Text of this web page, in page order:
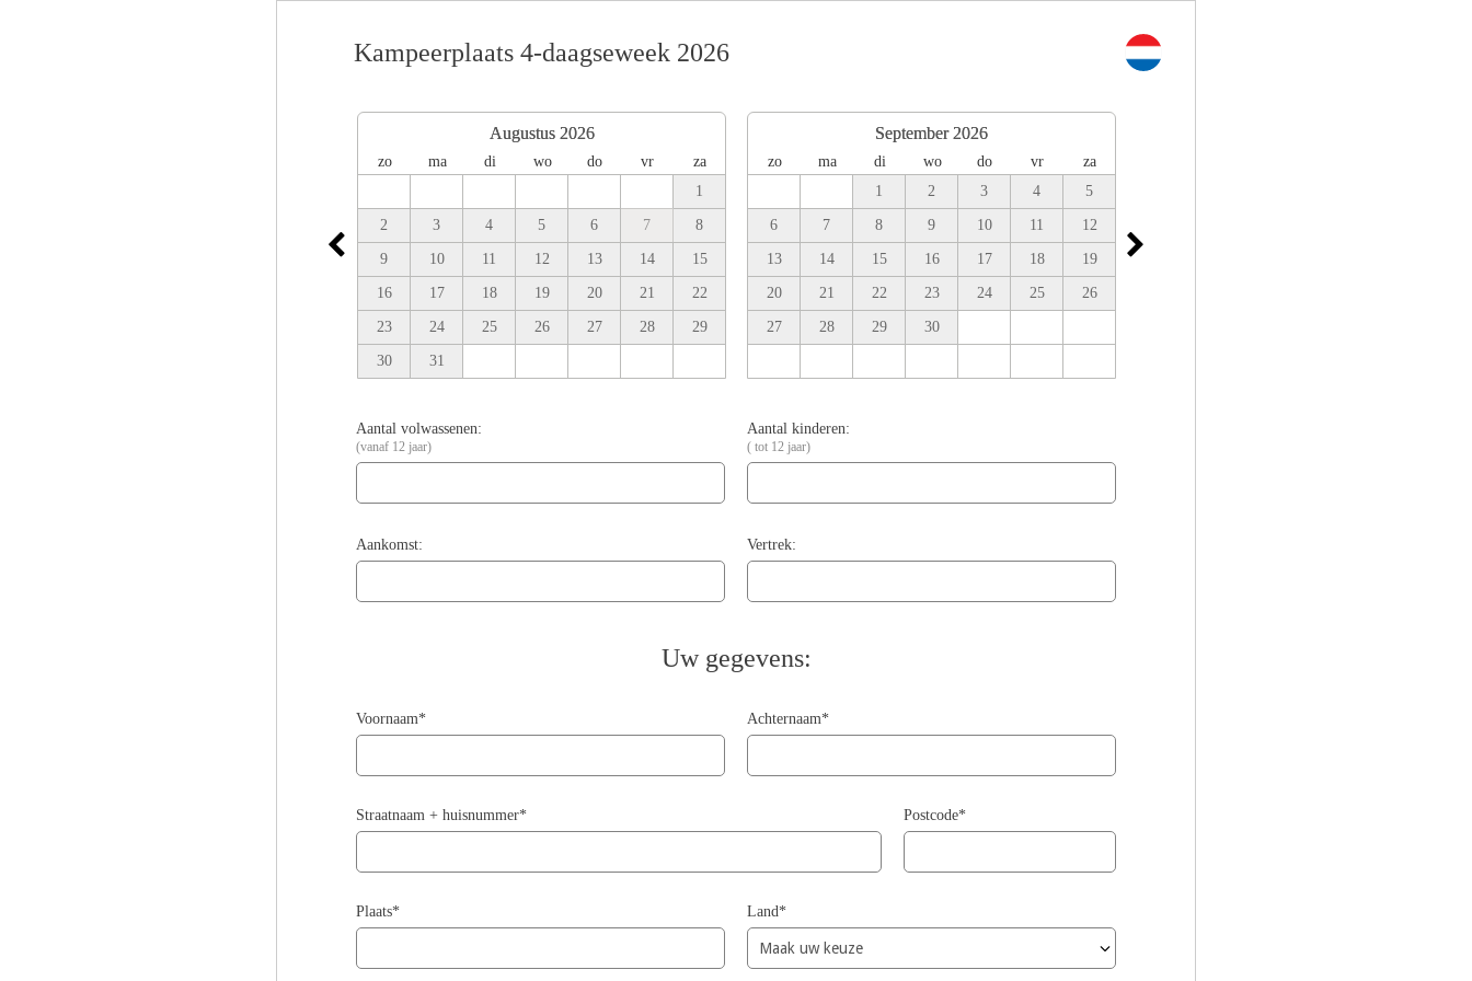
Kampeerplaats 4-daagseweek 2026
Augustus 2026
zo ma di wo do vr
za
1
2 3 4 5 6 7 8
9 10 11 12 13 14 15
16 17 18 19 20 21 22
23 24 25 26 27 28 29
30 31
September 2026
zo ma di wo do vr
za
1
2 3 4 5
6 7 8 9 10 11 12
13 14 15 16 17 18 19
20 21 22 23 24 25 26
27 28 29 30
Aantal volwassenen:
(vanaf 12 jaar)
Aantal kinderen:
( tot 12 jaar)
Aankomst: Vertrek:
Uw gegevens:
Voornaam* Achternaam*
Straatnaam + huisnummer* Postcode*
Plaats* Land*